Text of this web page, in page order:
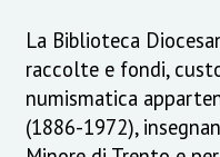
La Biblioteca
raccolte e fondi,
numismatica
(1886-1972),